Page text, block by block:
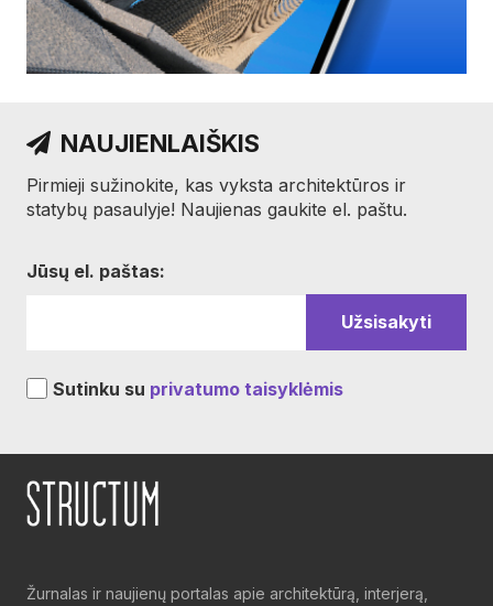
NAUJIENLAIŠKIS
Pirmieji sužinokite, kas vyksta architektūros ir
statybų pasaulyje! Naujienas gaukite el. paštu.
Jūsų el. paštas:
Sutinku su privatumo taisyklėmis
Žurnalas ir naujienų portalas apie architektūrą, interjerą,